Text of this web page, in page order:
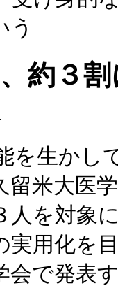
う
約３
を生かし
留米大医
人を対象
実用化を
会で発表